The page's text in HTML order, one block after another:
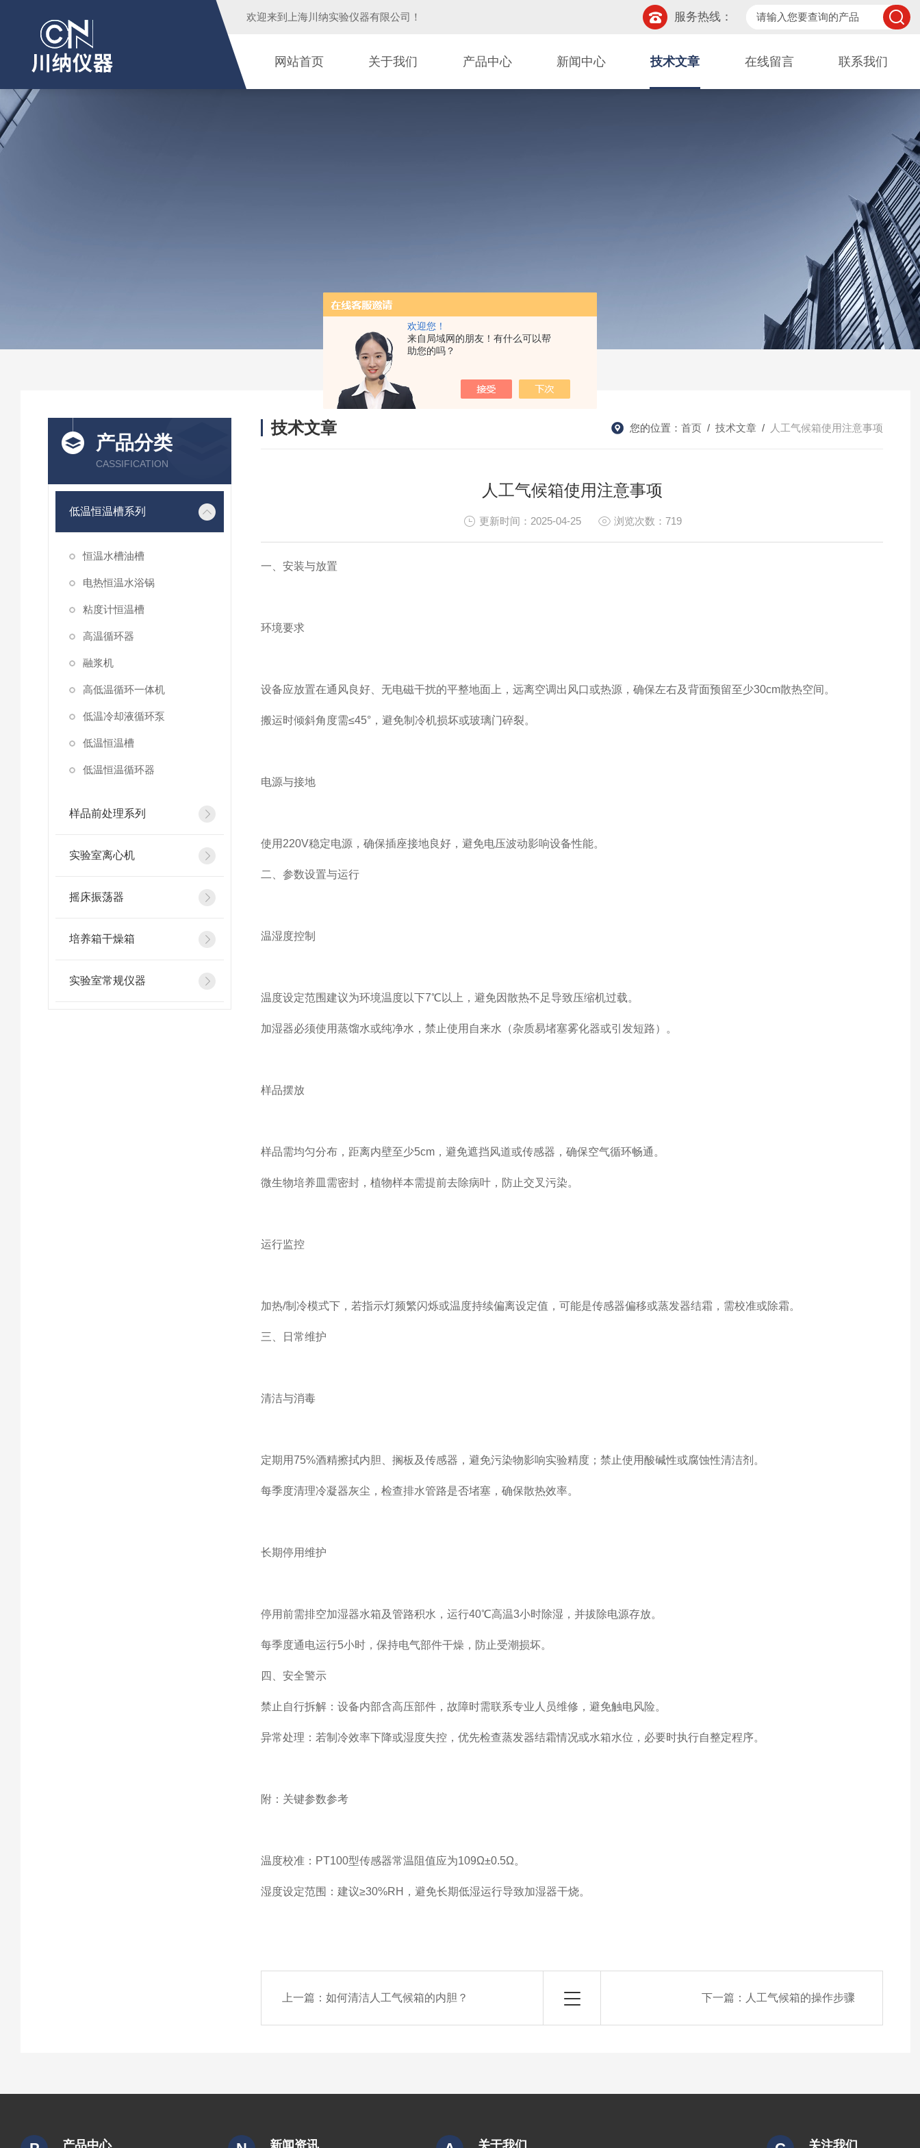
欢迎您！
来自局域网的朋友！有什么可以帮
助您的吗？
欢迎来到 上海川纳实验仪器有限公司 ！ 服务热线：
网站首页 关于我们 产品中心 新闻中心 技术文章 在线留言 联系我们
产品分类
CASSIFICATION
低温恒温槽系列
恒温水槽油槽
电热恒温水浴锅
粘度计恒温槽
高温循环器
融浆机
高低温循环一体机
低温冷却液循环泵
低温恒温槽
低温恒温循环器
样品前处理系列
实验室离心机
摇床振荡器
培养箱干燥箱
实验室常规仪器
技术文章 您的位置： 首页 / 技术文章 / 人工气候箱使用注意事项
人工气候箱使用注意事项
更新时间：2025-04-25 浏览次数：719
一、安装与放置‌
环境要求‌
设备应放置在通风良好、无电磁干扰的平整地面上，远离空调出风口或热源，确保左右及背面预留至少30cm散热空间。
搬运时倾斜角度需≤45°，避免制冷机损坏或玻璃门碎裂。
电源与接地‌
使用220V稳定电源，确保插座接地良好，避免电压波动影响设备性能。
二、参数设置与运行‌
温湿度控制‌
温度设定范围建议为环境温度以下7℃以上，避免因散热不足导致压缩机过载。
加湿器必须使用蒸馏水或纯净水，禁止使用自来水（杂质易堵塞雾化器或引发短路）。
样品摆放‌
样品需均匀分布，距离内壁至少5cm，避免遮挡风道或传感器，确保空气循环畅通。
微生物培养皿需密封，植物样本需提前去除病叶，防止交叉污染。
运行监控‌
加热/制冷模式下，若指示灯频繁闪烁或温度持续偏离设定值，可能是传感器偏移或蒸发器结霜，需校准或除霜。
三、日常维护‌
清洁与消毒‌
定期用75%酒精擦拭内胆、搁板及传感器，避免污染物影响实验精度；禁止使用酸碱性或腐蚀性清洁剂。
每季度清理冷凝器灰尘，检查排水管路是否堵塞，确保散热效率。
长期停用维护‌
停用前需排空加湿器水箱及管路积水，运行40℃高温3小时除湿，并拔除电源存放。
每季度通电运行5小时，保持电气部件干燥，防止受潮损坏。
四、安全警示‌
禁止自行拆解‌：设备内部含高压部件，故障时需联系专业人员维修，避免触电风险。
异常处理‌：若制冷效率下降或湿度失控，优先检查蒸发器结霜情况或水箱水位，必要时执行自整定程序。
附：关键参数参考‌
温度校准：PT100型传感器常温阻值应为109Ω±0.5Ω。
湿度设定范围：建议≥30%RH，避免长期低湿运行导致加湿器干烧。
上一篇：如何清洁人工气候箱的内胆？ 下一篇： 人工气候箱的操作步骤
产品中心 新闻资讯 关于我们 关注我们